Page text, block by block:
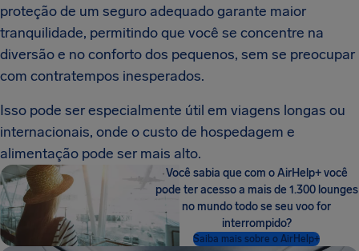
proteção de um seguro adequado garante maior
tranquilidade, permitindo que você se concentre na
diversão e no conforto dos pequenos, sem se preocupar
com contratempos inesperados.
Isso pode ser especialmente útil em viagens longas ou
internacionais, onde o custo de hospedagem e
alimentação pode ser mais alto.
Você sabia que com o AirHelp+ você
pode ter acesso a mais de 1.300 lounges
no mundo todo se seu voo for
interrompido?
Saiba mais sobre o AirHelp+